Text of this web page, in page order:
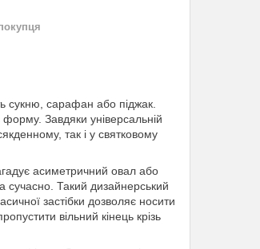
сукню, сарафан або піджак.
Завдяки універсальній
так і у святковому
асиметричний овал або
сучасно. Такий дизайнерський
застібки дозволяє носити
вільний кінець крізь